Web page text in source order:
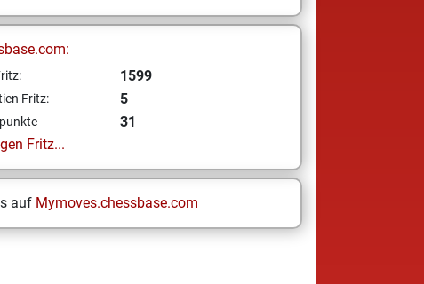
1599
Fritz: 5
31
Fritz...
auf Mymoves.chessbase.com